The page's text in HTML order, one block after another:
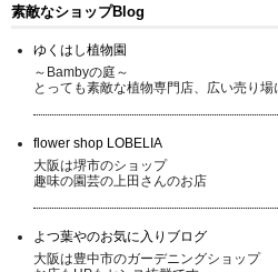
素敵なショップBlog
ゆくはし植物園
～Bambyの庭～
とっても素敵な植物専門店、広い売り場
flower shop LOBELIA
大阪は堺市のショップ
趣味の園芸の上田さんのお店
よつ葉やのお気に入りブログ
大阪は豊中市のガーデニングショップ